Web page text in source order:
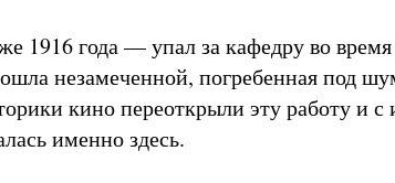
1916 года — упал за кафедру во
незамеченной, погребенная под
кино переоткрыли эту работу и
именно здесь.